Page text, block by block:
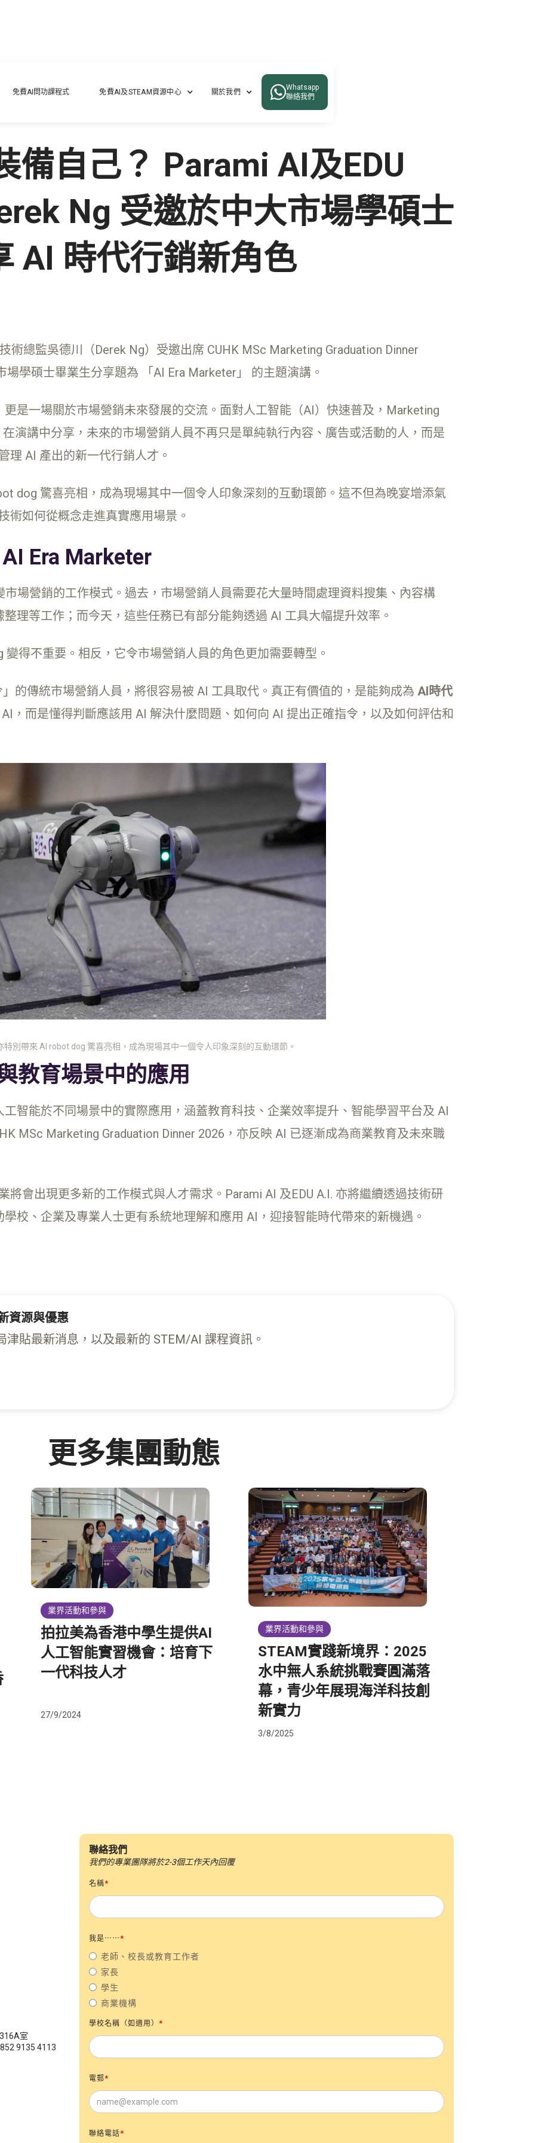
免費AI問功課程式 免費AI及STEAM資源中心 關於我們 Whatsapp
聯絡我們
及EDU A.I.創辦人 Derek Ng 受邀於中大市場學碩士畢業晚宴分享 AI 時代行銷新角色
備自己？ Parami AI及EDU
Ng 受邀於中大市場學碩士
AI 時代行銷新角色
術總監吳德川（Derek Ng）受邀出席 CUHK MSc Marketing Graduation Dinner
學碩士畢業生分享題為 「AI Era Marketer」 的主題演講。
是一場關於市場營銷未來發展的交流。面對人工智能（AI）快速普及，Marketing
演講中分享，未來的市場營銷人員不再只是單純執行內容、廣告或活動的人，而是
理 AI 產出的新一代行銷人才。
dog 驚喜亮相，成為現場其中一個令人印象深刻的互動環節。這不但為晚宴增添氣
術如何從概念走進真實應用場景。
Era Marketer
場營銷的工作模式。過去，市場營銷人員需要花大量時間處理資料搜集、內容構
理等工作；而今天，這些任務已有部分能夠透過 AI 工具大幅提升效率。
得不重要。相反，它令市場營銷人員的角色更加需要轉型。
的傳統市場營銷人員，將很容易被 AI 工具取代。真正有價值的，是能夠成為 AI時代
，而是懂得判斷應該用 AI 解決什麼問題、如何向 AI 提出正確指令，以及如何評估和
特別帶來 AI robot dog 驚喜亮相，成為現場其中一個令人印象深刻的互動環節。
教育場景中的應用
工智能於不同場景中的實際應用，涵蓋教育科技、企業效率提升、智能學習平台及 AI
MSc Marketing Graduation Dinner 2026，亦反映 AI 已逐漸成為商業教育及未來職
將會出現更多新的工作模式與人才需求。Parami AI 及EDU A.I. 亦將繼續透過技術研
校、企業及專業人士更有系統地理解和應用 AI，迎接智能時代帶來的新機遇。
資源與優惠
貼最新消息，以及最新的 STEM/AI 課程資訊。
更多集團動態
業界活動和參與
拍拉美為香港中學生提供AI
人工智能實習機會：培育下
一代科技人才
27/9/2024
業界活動和參與
STEAM實踐新境界：2025
水中無人系統挑戰賽圓滿落
幕，青少年展現海洋科技創
新實力
3/8/2025
室
9135 4113
聯絡我們
我們的專業團隊將於2-3個工作天內回覆
名稱*
我是⋯⋯*
老師、校長或教育工作者
家長
學生
商業機構
學校名稱（如適用） *
電郵*
聯絡電話*